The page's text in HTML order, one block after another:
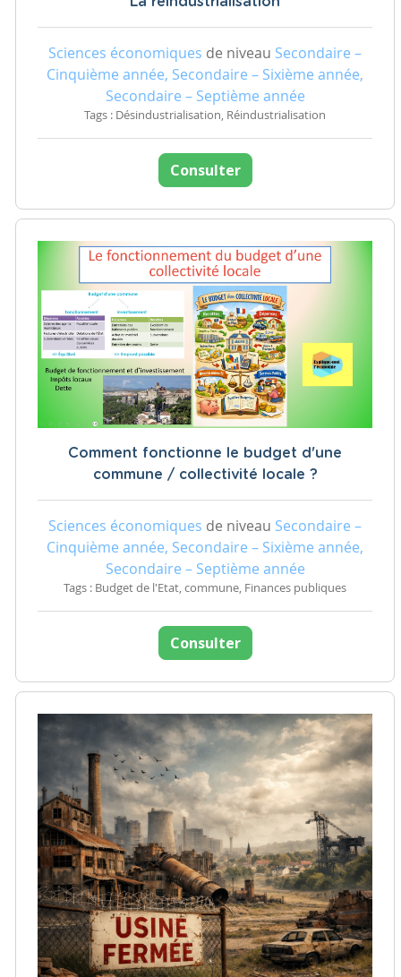
Sciences économiques de niveau Secondaire –
Cinquième année, Secondaire – Sixième année,
Secondaire – Septième année
Tags : Désindustrialisation, Réindustrialisation
Consulter
Comment fonctionne le budget d'une
commune / collectivité locale ?
Sciences économiques de niveau Secondaire –
Cinquième année, Secondaire – Sixième année,
Secondaire – Septième année
Tags : Budget de l'Etat, commune, Finances publiques
Consulter